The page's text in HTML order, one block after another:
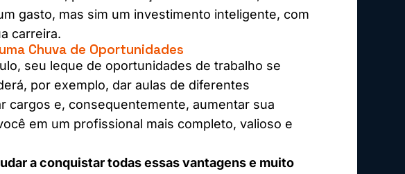
gasto, mas sim um investimento inteligente, com
carreira.
Chuva de Oportunidades
seu leque de oportunidades de trabalho se
por exemplo, dar aulas de diferentes
cargos e, consequentemente, aumentar sua
em um profissional mais completo, valioso e
a conquistar todas essas vantagens e muito